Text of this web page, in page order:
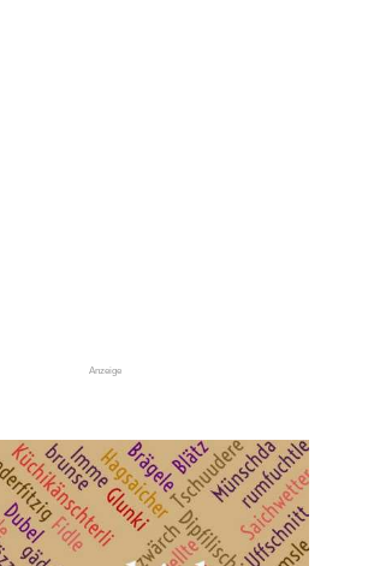
Anzeige